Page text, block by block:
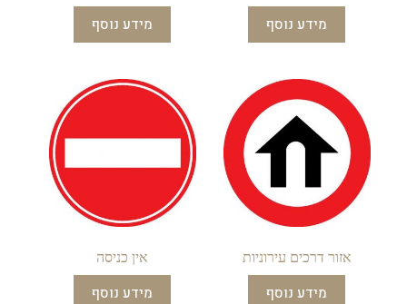
מידע נוסף מידע נוסף
אזור דרכים עירוניות
מידע נוסף
אין כניסה
מידע נוסף